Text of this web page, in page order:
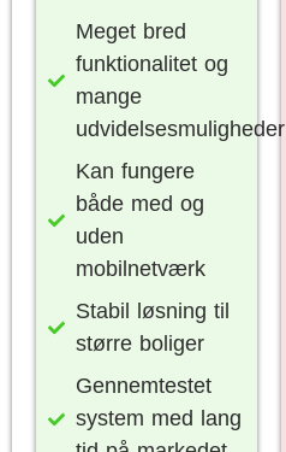
Meget bred
funktionalitet og
mange
udvidelsesmuligheder
Kan fungere
både med og
uden
mobilnetværk
Stabil løsning til
større boliger
Gennemtestet
system med lang